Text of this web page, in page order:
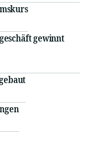
gewinnt